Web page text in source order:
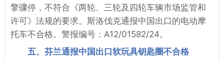
擎骤停，不符合《两轮、三轮及四轮车辆市场监管和
许可》法规的要求。斯洛伐克通报中国出口的电动摩
托车不合格。警报编号：A12/01582/24。
五、芬兰通报中国出口软玩具钥匙圈不合格